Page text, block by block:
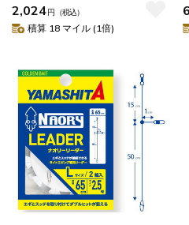
2,024円 （税込）
積算 18 マイル (1倍)